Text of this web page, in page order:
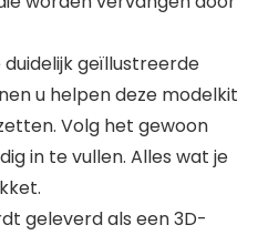
geïllustreerde
u helpen deze modelkit
Volg het gewoon
in te vullen. Alles wat je
geleverd als een 3D-